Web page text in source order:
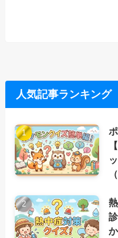
人気記事ランキング